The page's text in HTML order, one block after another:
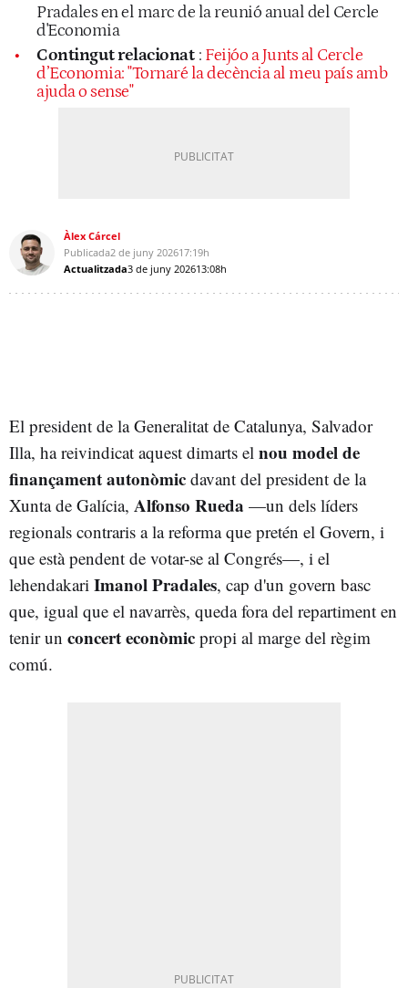
Pradales en el marc de la reunió anual del Cercle
d'Economia
Contingut relacionat : Feijóo a Junts al Cercle
d’Economia: "Tornaré la decència al meu país amb
ajuda o sense"
Àlex Cárcel
Publicada2 de juny 202617:19h
Actualitzada3 de juny 202613:08h
El president de la Generalitat de Catalunya, Salvador
Illa, ha reivindicat aquest dimarts el nou model de
finançament autonòmic davant del president de la
Xunta de Galícia, Alfonso Rueda —un dels líders
regionals contraris a la reforma que pretén el Govern, i
que està pendent de votar-se al Congrés—, i el
lehendakari Imanol Pradales, cap d'un govern basc
que, igual que el navarrès, queda fora del repartiment en
tenir un concert econòmic propi al marge del règim
comú.